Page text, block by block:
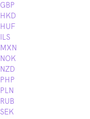
GBP
HKD
HUF
ILS
MXN
NOK
NZD
PHP
PLN
RUB
SEK